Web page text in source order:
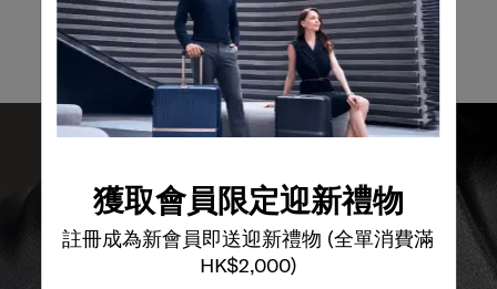
獲取會員限定迎新禮物
註冊成為新會員即送迎新禮物 (全單消費滿
HK$2,000)